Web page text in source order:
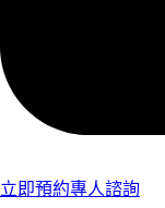
立即預約專人諮詢